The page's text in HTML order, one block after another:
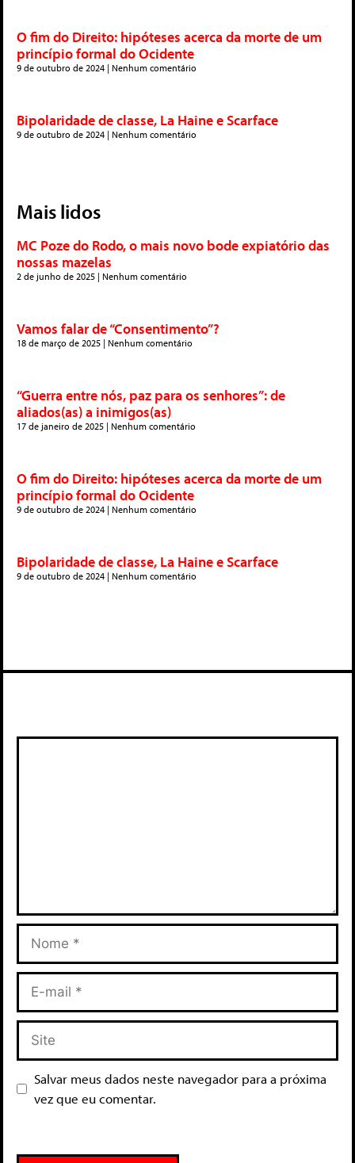
O fim do Direito: hipóteses acerca da morte de um
princípio formal do Ocidente
9 de outubro de 2024 Nenhum comentário
Bipolaridade de classe, La Haine e Scarface
9 de outubro de 2024 Nenhum comentário
Mais lidos
MC Poze do Rodo, o mais novo bode expiatório das
nossas mazelas
2 de junho de 2025 Nenhum comentário
Vamos falar de “Consentimento”?
18 de março de 2025 Nenhum comentário
“Guerra entre nós, paz para os senhores”: de
aliados(as) a inimigos(as)
17 de janeiro de 2025 Nenhum comentário
O fim do Direito: hipóteses acerca da morte de um
princípio formal do Ocidente
9 de outubro de 2024 Nenhum comentário
Bipolaridade de classe, La Haine e Scarface
9 de outubro de 2024 Nenhum comentário
Salvar meus dados neste navegador para a próxima
vez que eu comentar.